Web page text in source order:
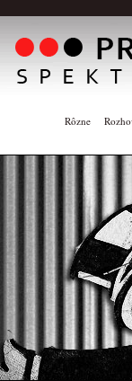
Rôzne